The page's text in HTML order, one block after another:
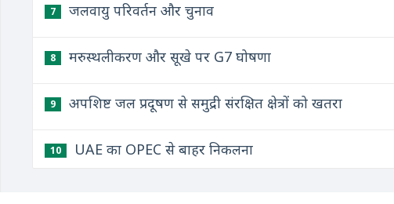
7 जलवायु परिवर्तन और चुनाव
8 मरुस्थलीकरण और सूखे पर G7 घोषणा
9 अपशिष्ट जल प्रदूषण से समुद्री संरक्षित क्षेत्रों को खतरा
10 UAE का OPEC से बाहर निकलना